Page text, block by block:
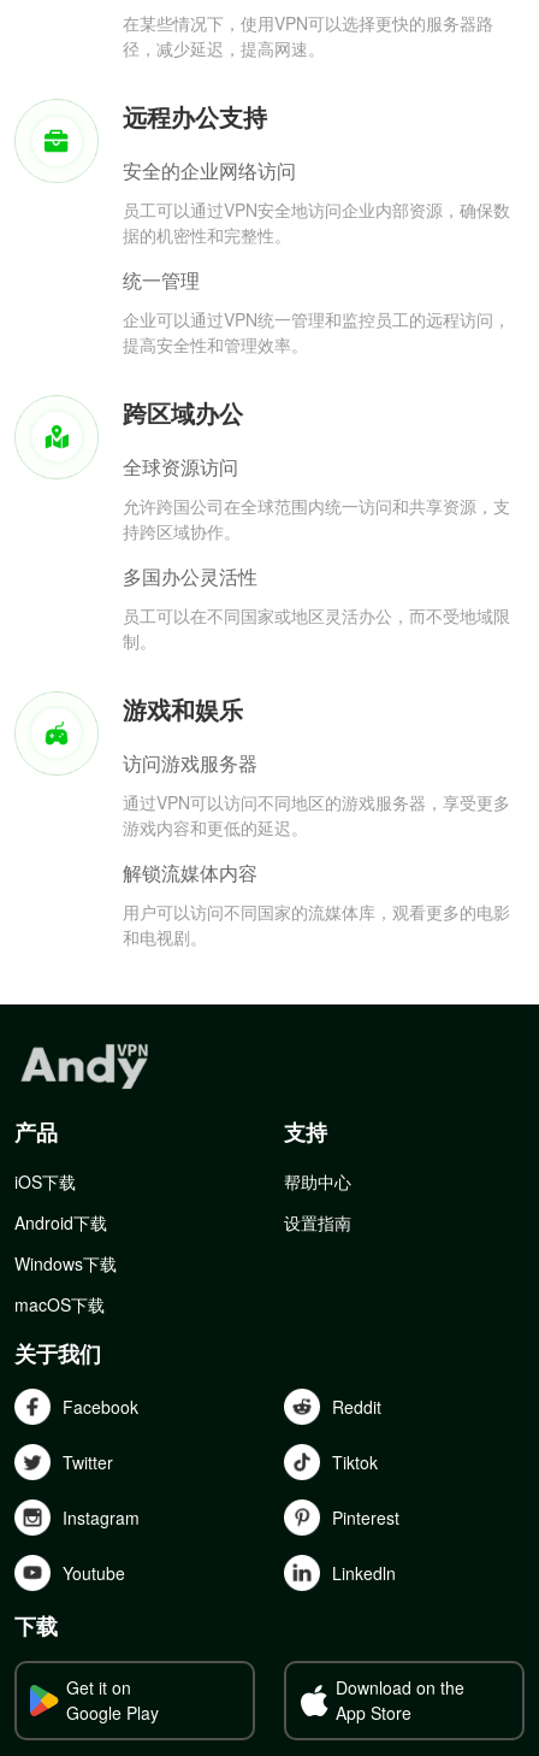
在某些情况下，使用VPN可以选择更快的服务器路
径，减少延迟，提高网速。
远程办公支持
安全的企业网络访问
员工可以通过VPN安全地访问企业内部资源，确保数
据的机密性和完整性。
统一管理
企业可以通过VPN统一管理和监控员工的远程访问，
提高安全性和管理效率。
跨区域办公
全球资源访问
允许跨国公司在全球范围内统一访问和共享资源，支
持跨区域协作。
多国办公灵活性
员工可以在不同国家或地区灵活办公，而不受地域限
制。
游戏和娱乐
访问游戏服务器
通过VPN可以访问不同地区的游戏服务器，享受更多
游戏内容和更低的延迟。
解锁流媒体内容
用户可以访问不同国家的流媒体库，观看更多的电影
和电视剧。
产品
iOS下载
Android下载
Windows下载
macOS下载
支持
帮助中心
设置指南
关于我们
Facebook Reddit
Twitter Tiktok
Instagram Pinterest
Youtube Linkedln
下载
Get it on
Google Play
Download on the
App Store